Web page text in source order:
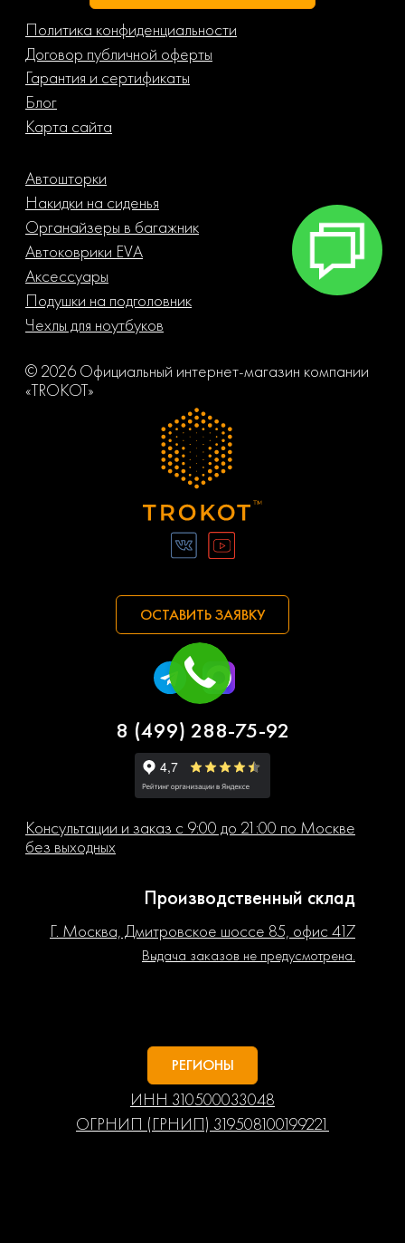
Политика конфиденциальности
Договор публичной оферты
Гарантия и сертификаты
Блог
Карта сайта
Автошторки
Накидки на сиденья
Органайзеры в багажник
Автоковрики EVA
Аксессуары
Подушки на подголовник
Чехлы для ноутбуков
© 2026 Официальный интернет-магазин компании
«TROKOT»
ОСТАВИТЬ ЗАЯВКУ
8 (499) 288-75-92
Консультации и заказ с 9:00 до 21:00 по Москве
без выходных
Производственный склад
Г. Москва, Дмитровское шоссе 85, офис 417
Выдача заказов не предусмотрена.
РЕГИОНЫ
ИНН 310500033048
ОГРНИП (ГРНИП) 319508100199221